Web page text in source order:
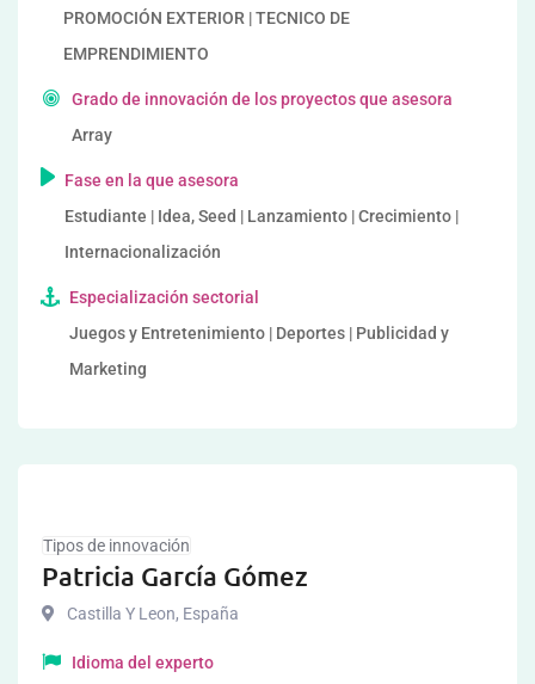
PROMOCIÓN EXTERIOR | TECNICO DE
EMPRENDIMIENTO
Grado de innovación de los proyectos que asesora
Array
Fase en la que asesora
Estudiante | Idea, Seed | Lanzamiento | Crecimiento |
Internacionalización
Especialización sectorial
Juegos y Entretenimiento | Deportes | Publicidad y
Marketing
Tipos de innovación
Patricia García Gómez
Castilla Y Leon, España
Idioma del experto